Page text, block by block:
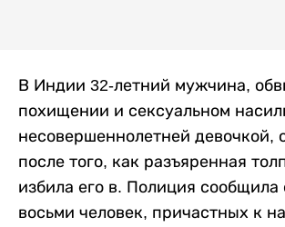
В Индии 32-летний мужчина,
похищении и сексуальном
несовершеннолетней девочкой,
после того, как разъяренная
избила его в. Полиция сообщила
восьми человек, причастных к